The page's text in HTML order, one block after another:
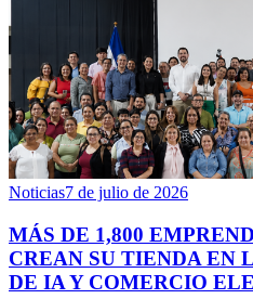
Noticias7 de julio de 2026
MÁS DE 1,800
CREAN SU TIENDA EN
DE IA Y COMERCIO